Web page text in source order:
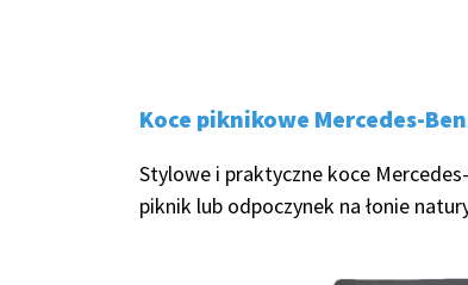
Koce piknikowe Mercedes-
Stylowe i praktyczne koce
piknik lub odpoczynek na łonie